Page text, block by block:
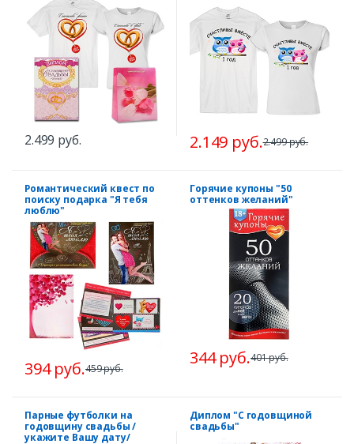
2.499 руб. 2.149 руб.2.499 руб.
Романтический квест по
поиску подарка "Я тебя
люблю"
394 руб.459 руб.
Горячие купоны "50
оттенков желаний"
344 руб.401 руб.
Парные футболки на
годовщину свадьбы /
укажите Вашу дату/
Диплом "С годовщиной
свадьбы"